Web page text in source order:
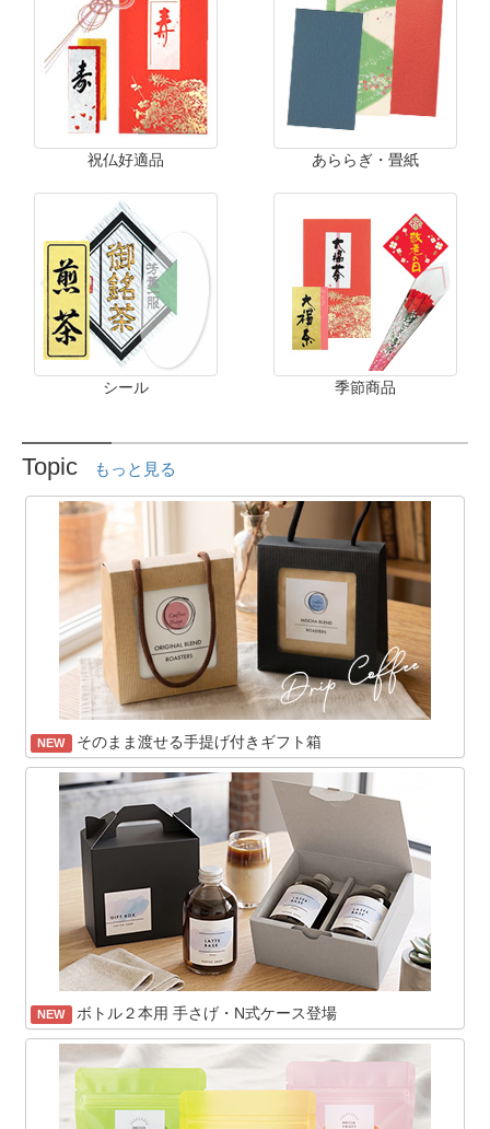
祝仏好適品 あららぎ・畳紙
シール 季節商品
Topic もっと見る
NEW そのまま渡せる手提げ付きギフト箱
NEW ボトル２本用 手さげ・N式ケース登場